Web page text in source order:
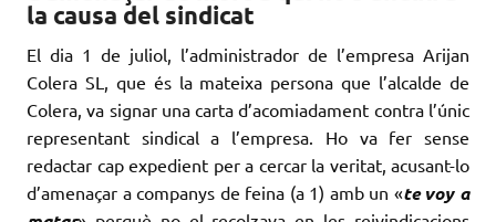
la causa del sindicat
El dia 1 de juliol, l’administrador de l’empresa Arijan
Colera SL, que és la mateixa persona que l’alcalde de
Colera, va signar una carta d’acomiadament contra l’únic
representant sindical a l’empresa. Ho va fer sense
redactar cap expedient per a cercar la veritat, acusant-lo
d’amenaçar a companys de feina (a 1) amb un «te voy a